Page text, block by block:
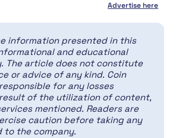
Advertise here
information presented in this
and educational
The article does not constitute
or advice of any kind. Coin
for any losses
of the utilization of content,
mentioned. Readers are
caution before taking any
to the company.